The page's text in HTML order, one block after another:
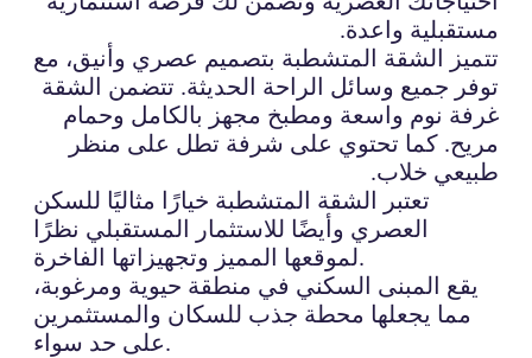
مستقبلية واعدة.
تتميز الشقة المتشطبة بتصميم عصري وأنيق، مع
توفر جميع وسائل الراحة الحديثة. تتضمن الشقة
غرفة نوم واسعة ومطبخ مجهز بالكامل وحمام
مريح. كما تحتوي على شرفة تطل على منظر
طبيعي خلاب.
تعتبر الشقة المتشطبة خيارًا مثاليًا للسكن
العصري وأيضًا للاستثمار المستقبلي نظرًا
لموقعها المميز وتجهيزاتها الفاخرة.
يقع المبنى السكني في منطقة حيوية ومرغوبة،
مما يجعلها محطة جذب للسكان والمستثمرين
على حد سواء.